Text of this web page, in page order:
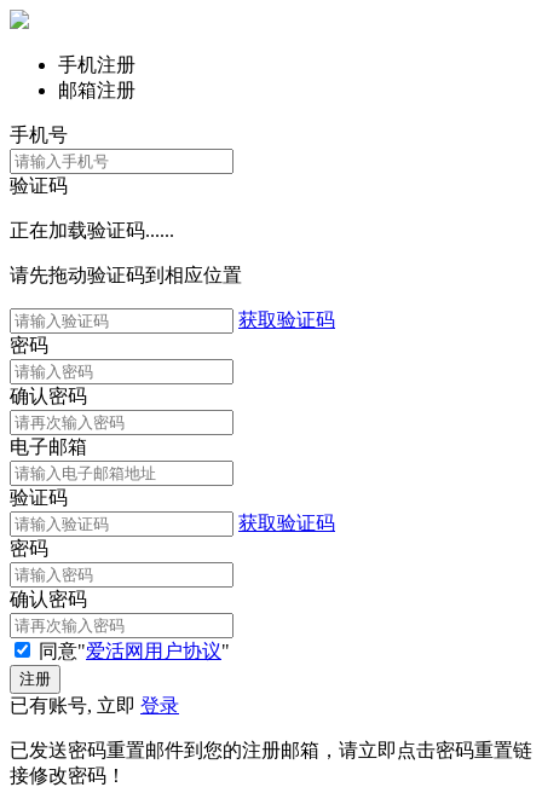
手机注册
邮箱注册
手机号
验证码
正在加载验证码......
请先拖动验证码到相应位置
获取验证码
密码
确认密码
电子邮箱
验证码
获取验证码
密码
确认密码
同意"爱活网用户协议"
已有账号, 立即 登录
已发送密码重置邮件到您的注册邮箱，请立即点击密码重置链
接修改密码！